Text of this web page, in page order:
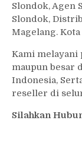
Slondok, Agen
Slondok,
Magelang.
Kami
maupun besar
Indonesia,
reseller di
Silahkan